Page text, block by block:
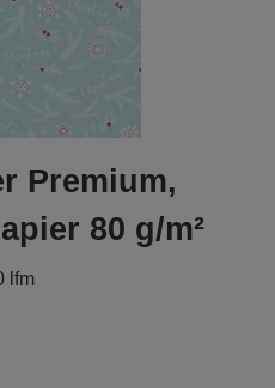
Premium,
80 g/m²
lfm